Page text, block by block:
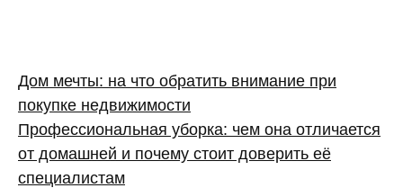
Дом мечты: на что обратить внимание при
покупке недвижимости
Профессиональная уборка: чем она отличается
от домашней и почему стоит доверить её
специалистам